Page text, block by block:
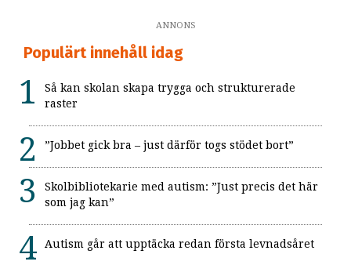
ANNONS
Populärt innehåll idag
Så kan skolan skapa trygga och strukturerade
raster
”Jobbet gick bra – just därför togs stödet bort”
Skolbibliotekarie med autism: ”Just precis det här
som jag kan”
Autism går att upptäcka redan första levnadsåret